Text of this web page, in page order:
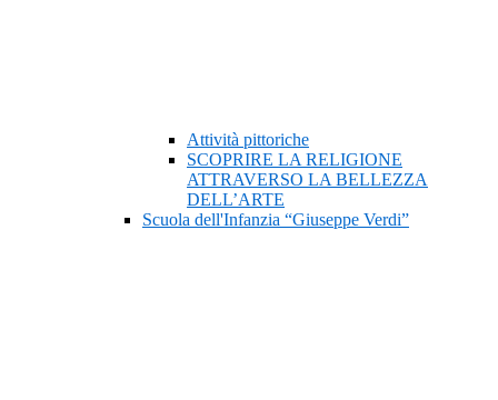
Attività pittoriche
SCOPRIRE LA RELIGIONE
ATTRAVERSO LA BELLEZZA
DELL’ARTE
Scuola dell'Infanzia “Giuseppe Verdi”